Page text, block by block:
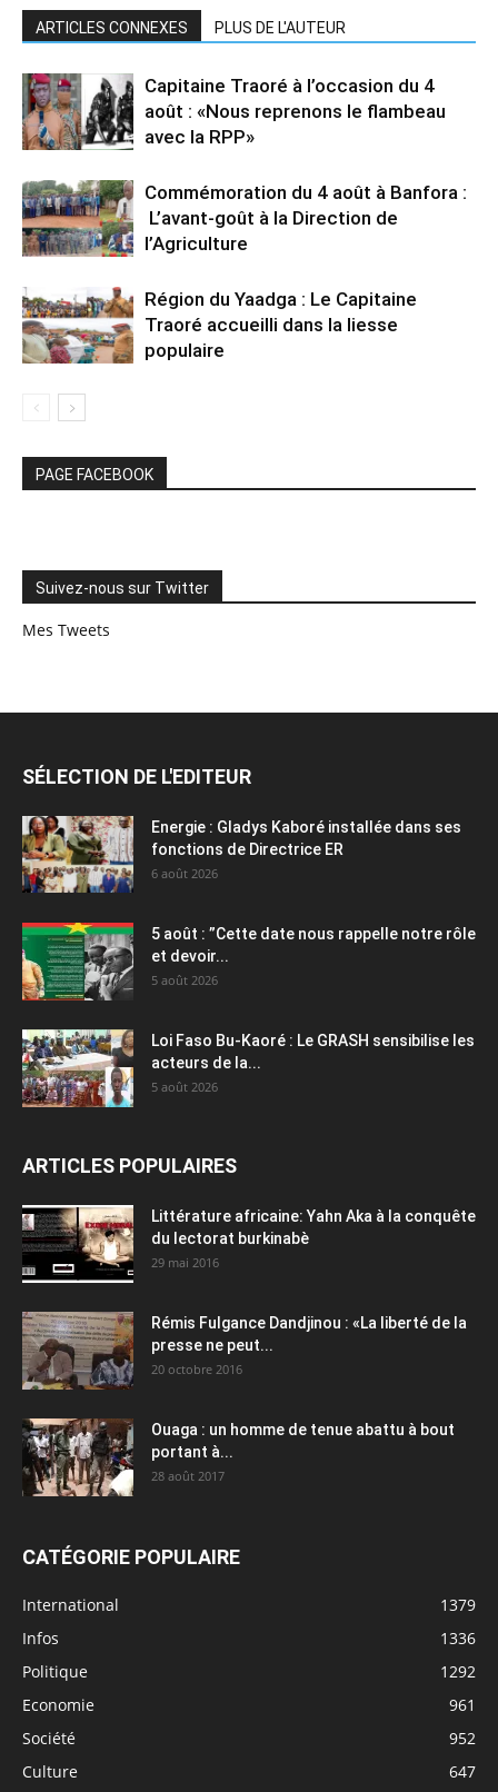
ARTICLES CONNEXES PLUS DE L'AUTEUR
Capitaine Traoré à l’occasion du 4
août : «Nous reprenons le flambeau
avec la RPP»
Commémoration du 4 août à Banfora :
L’avant-goût à la Direction de
l’Agriculture
Région du Yaadga : Le Capitaine
Traoré accueilli dans la liesse
populaire
PAGE FACEBOOK
Suivez-nous sur Twitter
Mes Tweets
SÉLECTION DE L'EDITEUR
Energie : Gladys Kaboré installée dans ses
fonctions de Directrice ER
6 août 2026
5 août : ”Cette date nous rappelle notre rôle
et devoir...
5 août 2026
Loi Faso Bu-Kaoré : Le GRASH sensibilise les
acteurs de la...
5 août 2026
ARTICLES POPULAIRES
Littérature africaine: Yahn Aka à la conquête
du lectorat burkinabè
29 mai 2016
Rémis Fulgance Dandjinou : «La liberté de la
presse ne peut...
20 octobre 2016
Ouaga : un homme de tenue abattu à bout
portant à...
28 août 2017
CATÉGORIE POPULAIRE
International
1379
Infos
1336
Politique
1292
Economie
961
Société
952
Culture
647